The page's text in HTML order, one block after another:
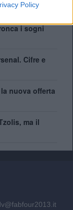
Policy
i sogni
Cifre e
nuova offerta
ma il